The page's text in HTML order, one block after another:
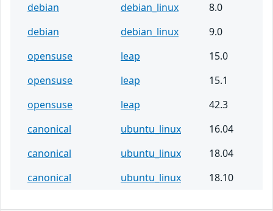
debian
debian_linux
8.0
debian
debian_linux
9.0
opensuse
leap
15.0
opensuse
leap
15.1
opensuse
leap
42.3
canonical
ubuntu_linux
16.04
canonical
ubuntu_linux
18.04
canonical
ubuntu_linux 18.10